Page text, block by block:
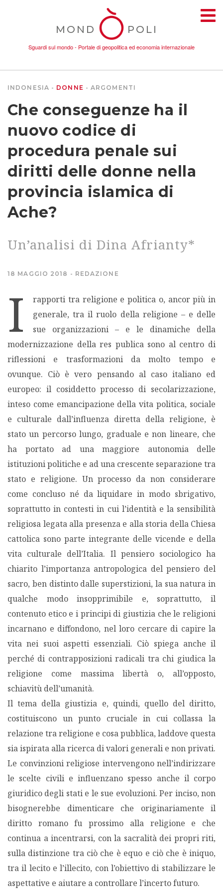
MOND POLI
Sguardi sul mondo - Portale di geopolitica ed economia internazionale
AMBIENTE
CONFLITTI
DONNE
ECONOMIA
MIGRAZIONI
POVERTÀ
SALUTE
EDITORIALI
PUNTI DI VISTA
SGUARDI E VOCI
MONDO IN CIFRE
NAVIGANDO IN RETE
INDONESIA DONNE ARGOMENTI
Che conseguenze ha il
nuovo codice di
procedura penale sui
diritti delle donne nella
provincia islamica di
Ache?
Un’analisi di Dina Afrianty*
18 MAGGIO 2018 REDAZIONE
I
rapporti tra religione e politica o, ancor più in
generale, tra il ruolo della religione – e delle
sue organizzazioni – e le dinamiche della
modernizzazione della res publica sono al centro di
riflessioni e trasformazioni da molto tempo e
ovunque. Ciò è vero pensando al caso italiano ed
europeo: il cosiddetto processo di secolarizzazione,
inteso come emancipazione della vita politica, sociale
e culturale dall’influenza diretta della religione, è
stato un percorso lungo, graduale e non lineare, che
ha portato ad una maggiore autonomia delle
istituzioni politiche e ad una crescente separazione tra
stato e religione. Un processo da non considerare
come concluso né da liquidare in modo sbrigativo,
soprattutto in contesti in cui l’identità e la sensibilità
religiosa legata alla presenza e alla storia della Chiesa
cattolica sono parte integrante delle vicende e della
vita culturale dell’Italia. Il pensiero sociologico ha
chiarito l’importanza antropologica del pensiero del
sacro, ben distinto dalle superstizioni, la sua natura in
qualche modo insopprimibile e, soprattutto, il
contenuto etico e i principi di giustizia che le religioni
incarnano e diffondono, nel loro cercare di capire la
vita nei suoi aspetti essenziali. Ciò spiega anche il
perché di contrapposizioni radicali tra chi giudica la
religione come massima libertà o, all’opposto,
schiavitù dell’umanità.
Il tema della giustizia e, quindi, quello del diritto,
costituiscono un punto cruciale in cui collassa la
relazione tra religione e cosa pubblica, laddove questa
sia ispirata alla ricerca di valori generali e non privati.
Le convinzioni religiose intervengono nell’indirizzare
le scelte civili e influenzano spesso anche il corpo
giuridico degli stati e le sue evoluzioni. Per inciso, non
bisognerebbe dimenticare che originariamente il
diritto romano fu prossimo alla religione e che
continua a incentrarsi, con la sacralità dei propri riti,
sulla distinzione tra ciò che è equo e ciò che è iniquo,
tra il lecito e l’illecito, con l’obiettivo di stabilizzare le
aspettative e aiutare a controllare l’incerto futuro.